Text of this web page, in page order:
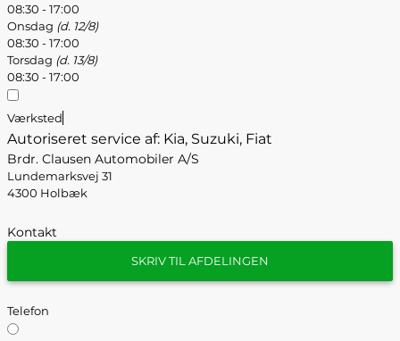
08:30 - 17:00
Onsdag (d. 12/8)
08:30 - 17:00
Torsdag (d. 13/8)
08:30 - 17:00
Værksted
Autoriseret service af: Kia, Suzuki, Fiat
Brdr. Clausen Automobiler A/S
Lundemarksvej 31
4300 Holbæk
Kontakt
SKRIV TIL AFDELINGEN
Telefon